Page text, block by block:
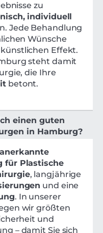
zu
individuell
Jede Behandlung
Wünsche
Effekt.
steht damit
die Ihre
betont.
einen guten
in Hamburg?
anerkannte
für Plastische
, langjährige
und eine
. In unserer
wir größten
und
– damit Sie sich